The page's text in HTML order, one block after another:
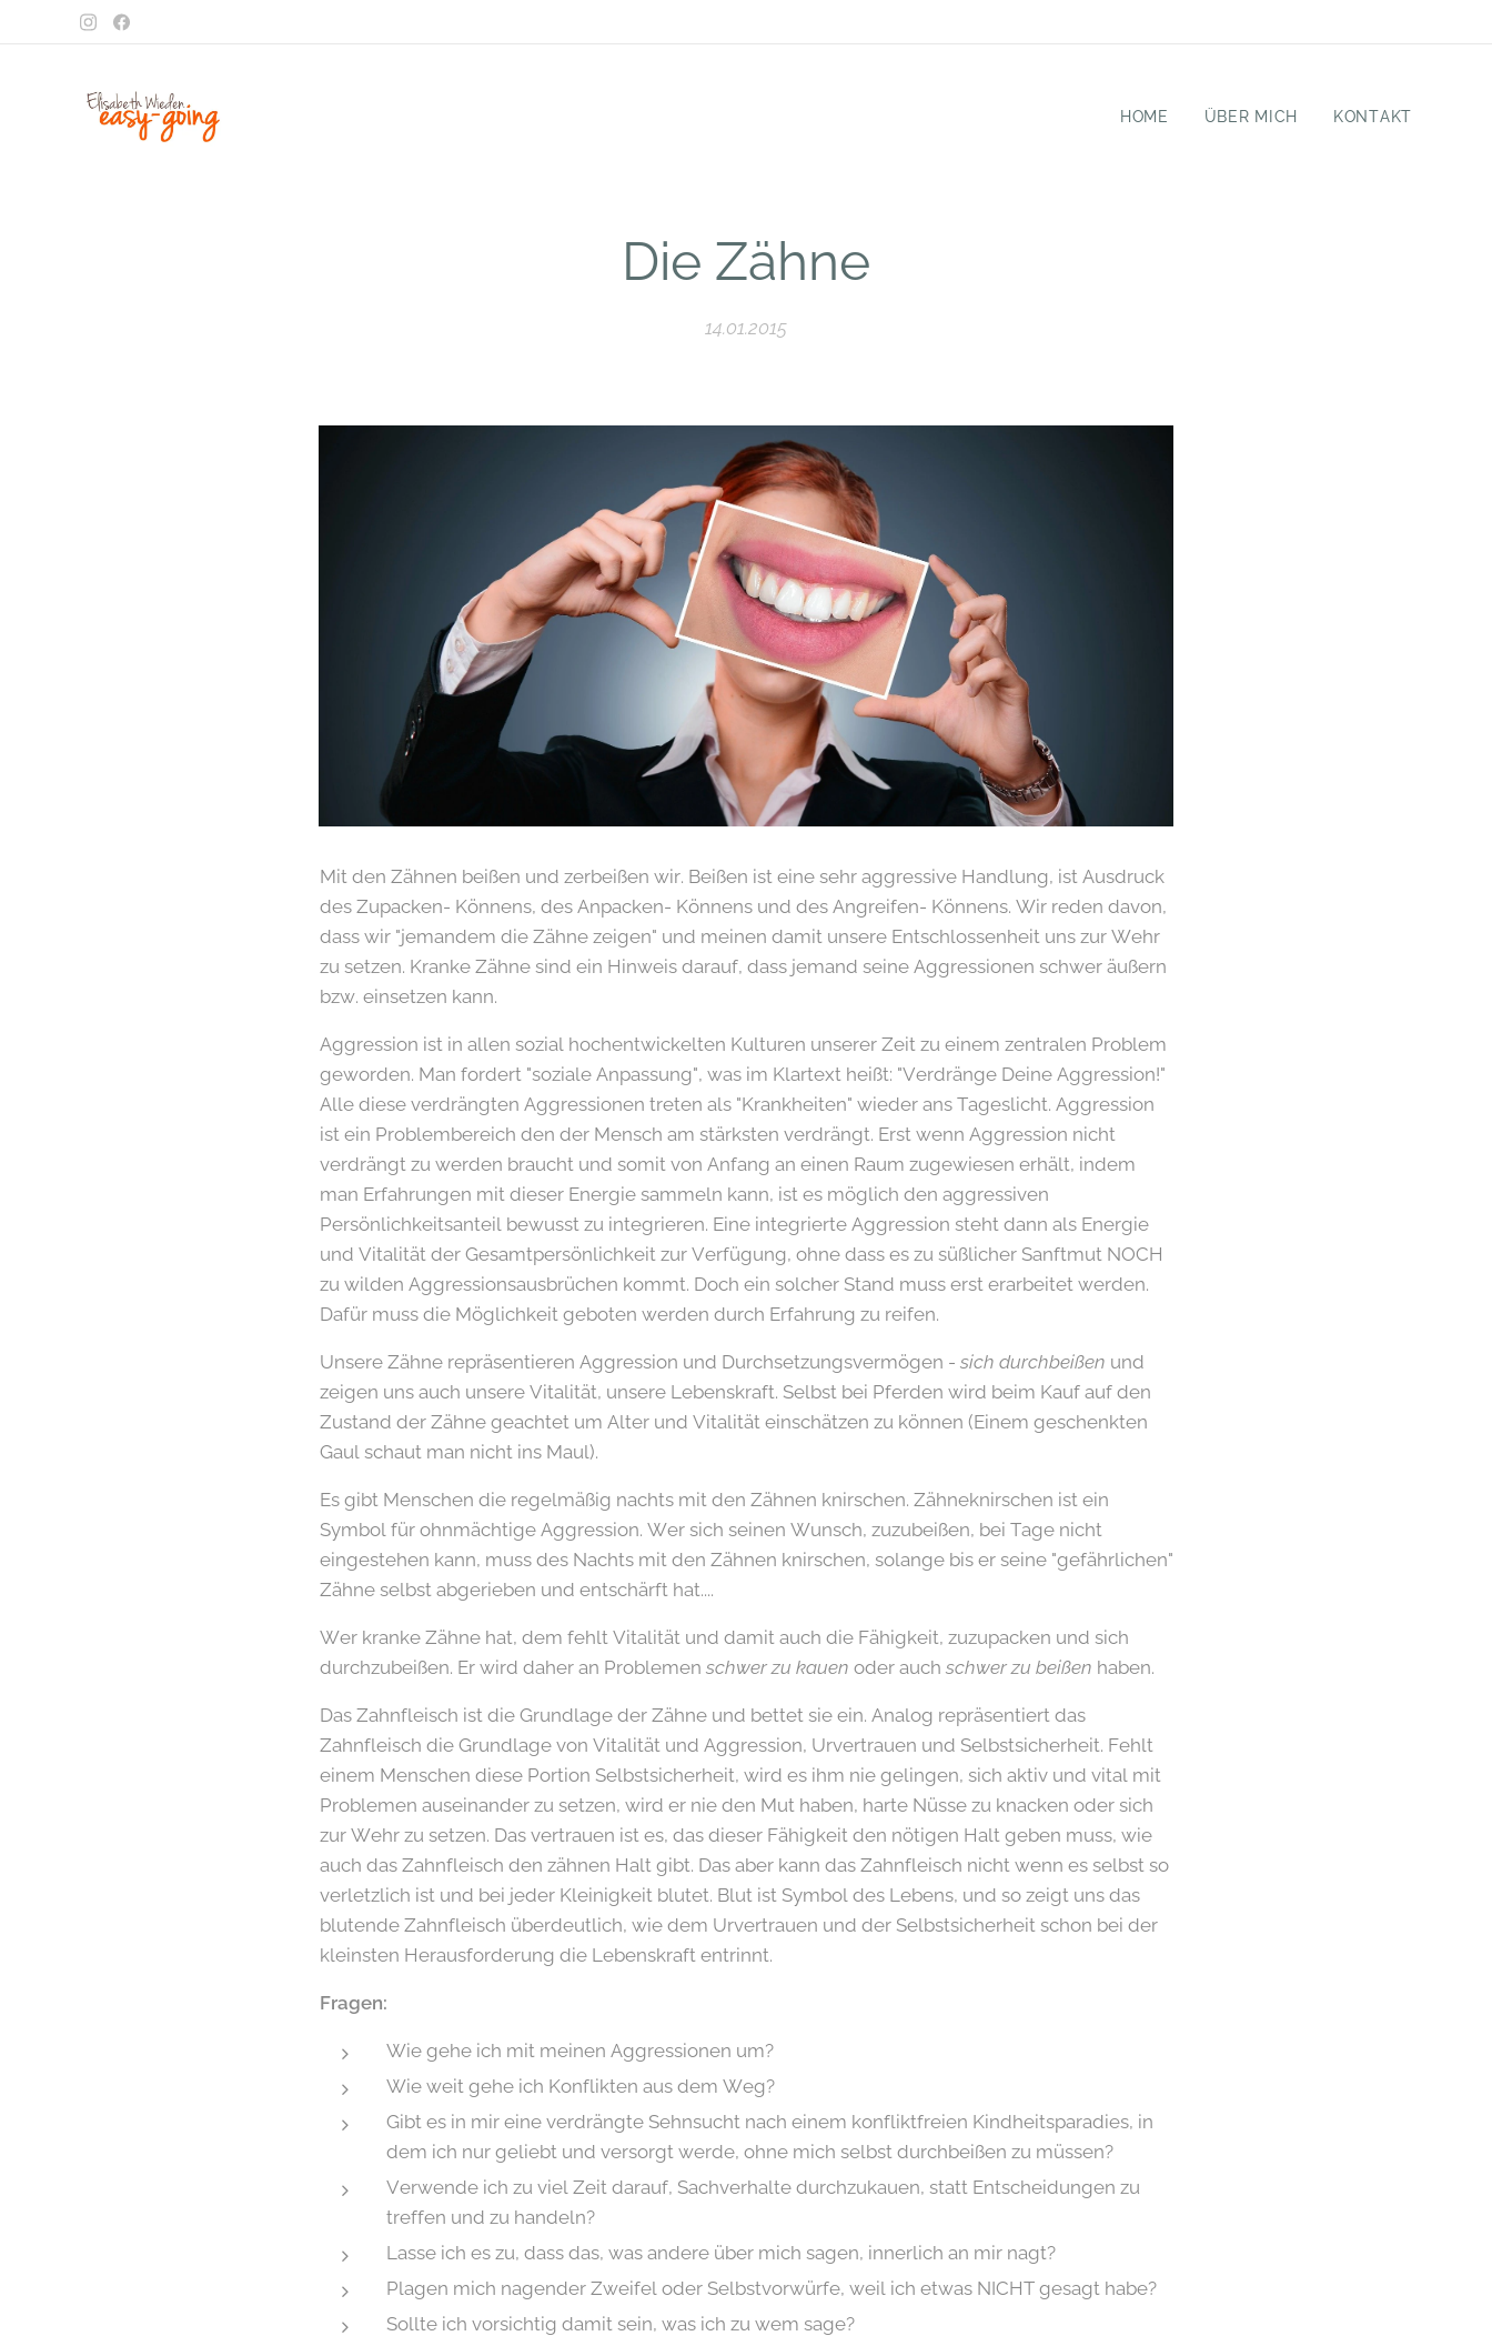
HOME ÜBER MICH KONTAKT
Die Zähne
14.01.2015
Mit den Zähnen beißen und zerbeißen wir. Beißen ist eine sehr aggressive Handlung, ist Ausdruck
des Zupacken- Könnens, des Anpacken- Könnens und des Angreifen- Könnens. Wir reden davon,
dass wir "jemandem die Zähne zeigen" und meinen damit unsere Entschlossenheit uns zur Wehr
zu setzen. Kranke Zähne sind ein Hinweis darauf, dass jemand seine Aggressionen schwer äußern
bzw. einsetzen kann.
Aggression ist in allen sozial hochentwickelten Kulturen unserer Zeit zu einem zentralen Problem
geworden. Man fordert "soziale Anpassung", was im Klartext heißt: "Verdränge Deine Aggression!"
Alle diese verdrängten Aggressionen treten als "Krankheiten" wieder ans Tageslicht. Aggression
ist ein Problembereich den der Mensch am stärksten verdrängt. Erst wenn Aggression nicht
verdrängt zu werden braucht und somit von Anfang an einen Raum zugewiesen erhält, indem
man Erfahrungen mit dieser Energie sammeln kann, ist es möglich den aggressiven
Persönlichkeitsanteil bewusst zu integrieren. Eine integrierte Aggression steht dann als Energie
und Vitalität der Gesamtpersönlichkeit zur Verfügung, ohne dass es zu süßlicher Sanftmut NOCH
zu wilden Aggressionsausbrüchen kommt. Doch ein solcher Stand muss erst erarbeitet werden.
Dafür muss die Möglichkeit geboten werden durch Erfahrung zu reifen.
Unsere Zähne repräsentieren Aggression und Durchsetzungsvermögen - sich durchbeißen und
zeigen uns auch unsere Vitalität, unsere Lebenskraft. Selbst bei Pferden wird beim Kauf auf den
Zustand der Zähne geachtet um Alter und Vitalität einschätzen zu können (Einem geschenkten
Gaul schaut man nicht ins Maul).
Es gibt Menschen die regelmäßig nachts mit den Zähnen knirschen. Zähneknirschen ist ein
Symbol für ohnmächtige Aggression. Wer sich seinen Wunsch, zuzubeißen, bei Tage nicht
eingestehen kann, muss des Nachts mit den Zähnen knirschen, solange bis er seine "gefährlichen"
Zähne selbst abgerieben und entschärft hat....
Wer kranke Zähne hat, dem fehlt Vitalität und damit auch die Fähigkeit, zuzupacken und sich
durchzubeißen. Er wird daher an Problemen schwer zu kauen oder auch schwer zu beißen haben.
Das Zahnfleisch ist die Grundlage der Zähne und bettet sie ein. Analog repräsentiert das
Zahnfleisch die Grundlage von Vitalität und Aggression, Urvertrauen und Selbstsicherheit. Fehlt
einem Menschen diese Portion Selbstsicherheit, wird es ihm nie gelingen, sich aktiv und vital mit
Problemen auseinander zu setzen, wird er nie den Mut haben, harte Nüsse zu knacken oder sich
zur Wehr zu setzen. Das vertrauen ist es, das dieser Fähigkeit den nötigen Halt geben muss, wie
auch das Zahnfleisch den zähnen Halt gibt. Das aber kann das Zahnfleisch nicht wenn es selbst so
verletzlich ist und bei jeder Kleinigkeit blutet. Blut ist Symbol des Lebens, und so zeigt uns das
blutende Zahnfleisch überdeutlich, wie dem Urvertrauen und der Selbstsicherheit schon bei der
kleinsten Herausforderung die Lebenskraft entrinnt.
Fragen:
Wie gehe ich mit meinen Aggressionen um?
Wie weit gehe ich Konflikten aus dem Weg?
Gibt es in mir eine verdrängte Sehnsucht nach einem konfliktfreien Kindheitsparadies, in
dem ich nur geliebt und versorgt werde, ohne mich selbst durchbeißen zu müssen?
Verwende ich zu viel Zeit darauf, Sachverhalte durchzukauen, statt Entscheidungen zu
treffen und zu handeln?
Lasse ich es zu, dass das, was andere über mich sagen, innerlich an mir nagt?
Plagen mich nagender Zweifel oder Selbstvorwürfe, weil ich etwas NICHT gesagt habe?
Sollte ich vorsichtig damit sein, was ich zu wem sage?